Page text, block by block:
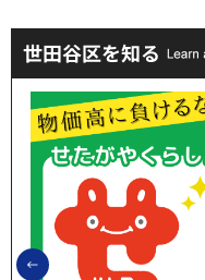
世田谷区を知る
前のスライドを表示